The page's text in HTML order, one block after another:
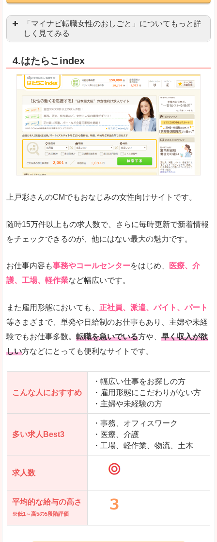
「マイナビ転職女性のおしごと」についてもっと詳
しく見てみる
良いところ
「自分のペースで働きたい」「キャリアアップ」
はじめての転職についてのお役立ち情報が満載で
悪いところ
求人の掲載が少し見づらい印象があります。求人
給与が見た目ですぐにわからないことが多いです
詳しい説明 サイト内の検索の人気ワードで英語や中国語など
人気度 普通のマイナビの方を使っている方が多く、女
さまざまな検索機能が充実しており、条件面やこ
ただし、求人情報が少し見づらいです。
「マイナビ転職女性のおしごと」で「箕面市」
の
求人を含んだページを見てみる
4.はたらこindex
上戸彩さんのCMでもおなじみの女性向けサイトです。
随時15万件以上もの求人数で、さらに毎時更新で新着情報
をチェックできるのが、他にはない最大の魅力です。
お仕事内容も事務やコールセンターをはじめ、
医療、介
護、工場、軽作業など幅広いです。
また雇用形態においても、 正社員、派遣、バイト、パート
等さまざまで、単発や日給制のお仕事もあり、主婦や未経
験でもお仕事多数。 転職を急いでいる方や、 早く収入が欲
しい方などにとっても便利なサイトです。
こんな人におすすめ
・幅広い仕事をお探しの方
・雇用形態にこだわりがない方
・主婦や未経験の方
多い求人Best3
・事務、オフィスワーク
・医療、介護
・工場、軽作業、物流、土木
求人数
平均的な給与の高さ
※低1～高5の5段階評価